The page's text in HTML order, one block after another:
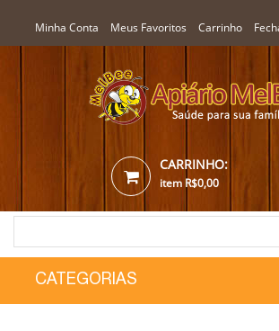
Minha Conta Meus Favoritos Carrinho
CARRINHO:
item R$0,00
CATEGORIAS